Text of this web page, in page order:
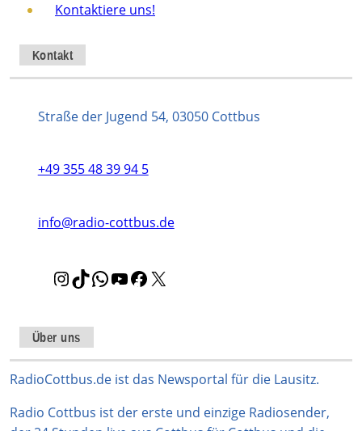
Kontaktiere uns!
Kontakt
Straße der Jugend 54, 03050 Cottbus
+49 355 48 39 94 5
info@radio-cottbus.de
I
t
a
g
a
T
o
k
W
s
A
p
Y
u
b
F
b
o
k
Über uns
RadioCottbus.de ist das Newsportal für die Lausitz.
Radio Cottbus ist der erste und einzige Radiosender,